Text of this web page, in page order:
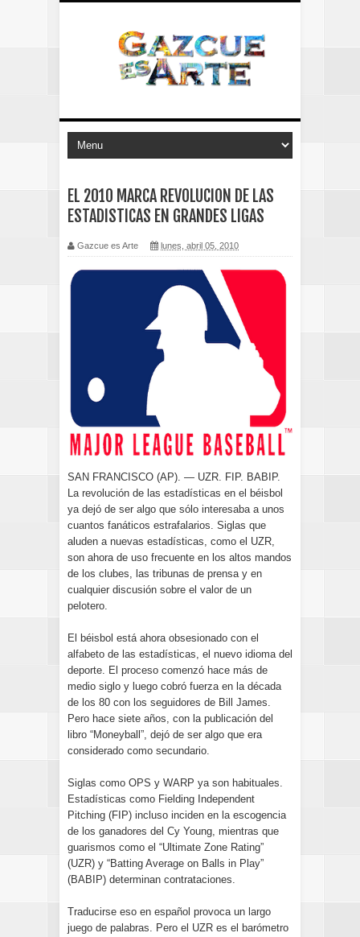
EL 2010 MARCA REVOLUCION DE LAS
ESTADISTICAS EN GRANDES LIGAS
Gazcue es Arte lunes, abril 05, 2010
SAN FRANCISCO (AP). — UZR. FIP. BABIP.
La revolución de las estadísticas en el béisbol
ya dejó de ser algo que sólo interesaba a unos
cuantos fanáticos estrafalarios. Siglas que
aluden a nuevas estadísticas, como el UZR,
son ahora de uso frecuente en los altos mandos
de los clubes, las tribunas de prensa y en
cualquier discusión sobre el valor de un
pelotero.
El béisbol está ahora obsesionado con el
alfabeto de las estadísticas, el nuevo idioma del
deporte. El proceso comenzó hace más de
medio siglo y luego cobró fuerza en la década
de los 80 con los seguidores de Bill James.
Pero hace siete años, con la publicación del
libro “Moneyball”, dejó de ser algo que era
considerado como secundario.
Siglas como OPS y WARP ya son habituales.
Estadísticas como Fielding Independent
Pitching (FIP) incluso inciden en la escogencia
de los ganadores del Cy Young, mientras que
guarismos como el “Ultimate Zone Rating”
(UZR) y “Batting Average on Balls in Play”
(BABIP) determinan contrataciones.
Traducirse eso en español provoca un largo
juego de palabras. Pero el UZR es el barómetro